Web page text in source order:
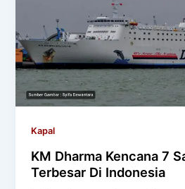
Kapal
KM Dharma Kencana 7
Terbesar Di Indonesia